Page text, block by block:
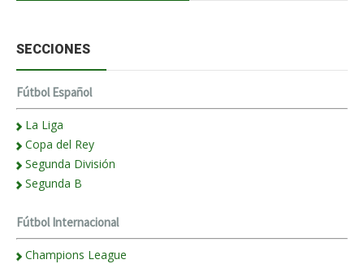
SECCIONES
Fútbol Español
La Liga
Copa del Rey
Segunda División
Segunda B
Fútbol Internacional
Champions League